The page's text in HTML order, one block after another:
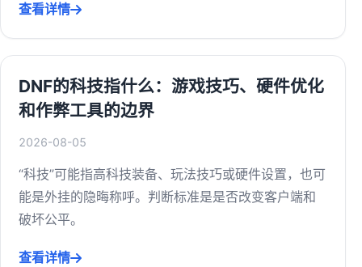
查看详情
DNF的科技指什么：游戏技巧、硬件优化
和作弊工具的边界
2026-08-05
“科技”可能指高科技装备、玩法技巧或硬件设置，也可
能是外挂的隐晦称呼。判断标准是是否改变客户端和
破坏公平。
查看详情